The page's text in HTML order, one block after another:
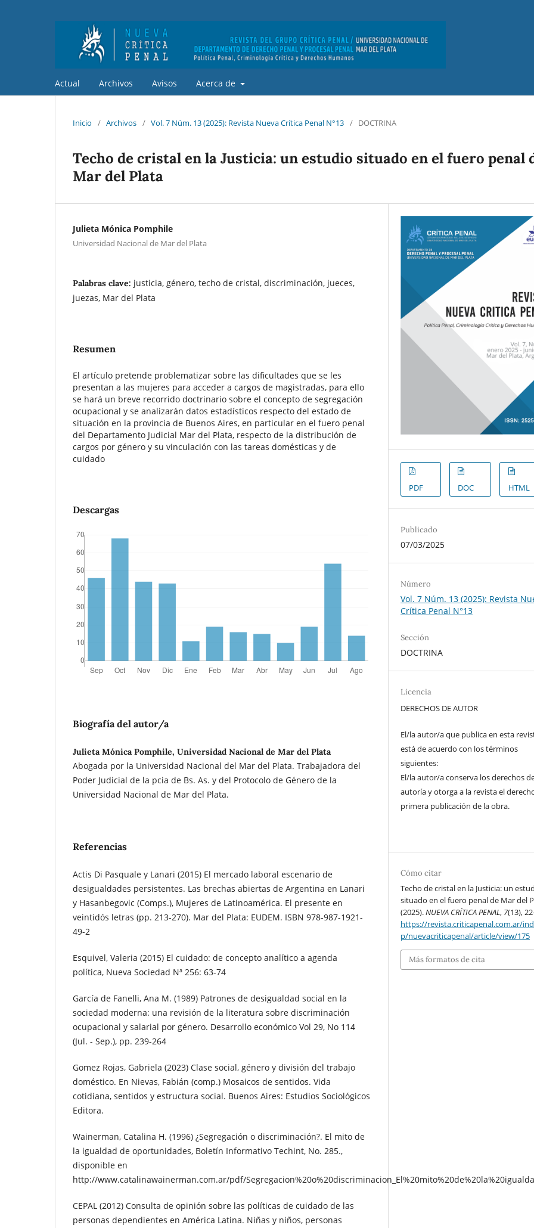
Actual Archivos Avisos Acerca de
Inicio / Archivos / Vol. 7 Núm. 13 (2025): Revista Nueva Crí­tica Penal N°13 / DOCTRINA
Techo de cristal en la Justicia: un estudio situado en el fuero penal
Mar del Plata
Julieta Mónica Pomphile
Universidad Nacional de Mar del Plata
Palabras clave: justicia, género, techo de cristal, discriminación, jueces,
juezas, Mar del Plata
Resumen
El artículo pretende problematizar sobre las dificultades que se les
presentan a las mujeres para acceder a cargos de magistradas, para ello
se hará un breve recorrido doctrinario sobre el concepto de segregación
ocupacional y se analizarán datos estadísticos respecto del estado de
situación en la provincia de Buenos Aires, en particular en el fuero penal
del Departamento Judicial Mar del Plata, respecto de la distribución de
cargos por género y su vinculación con las tareas domésticas y de
cuidado
Descargas
Biografía del autor/a
Julieta Mónica Pomphile, Universidad Nacional de Mar del Plata
Abogada por la Universidad Nacional del Mar del Plata. Trabajadora del
Poder Judicial de la pcia de Bs. As. y del Protocolo de Género de la
Universidad Nacional de Mar del Plata.
Referencias
Actis Di Pasquale y Lanari (2015) El mercado laboral escenario de
desigualdades persistentes. Las brechas abiertas de Argentina en Lanari
y Hasanbegovic (Comps.), Mujeres de Latinoamérica. El presente en
veintidós letras (pp. 213-270). Mar del Plata: EUDEM. ISBN 978-987-1921-
49-2
Esquivel, Valeria (2015) El cuidado: de concepto analítico a agenda
política, Nueva Sociedad Nª 256: 63-74
García de Fanelli, Ana M. (1989) Patrones de desigualdad social en la
sociedad moderna: una revisión de la literatura sobre discriminación
ocupacional y salarial por género. Desarrollo económico Vol 29, No 114
(Jul. - Sep.), pp. 239-264
Gomez Rojas, Gabriela (2023) Clase social, género y división del trabajo
doméstico. En Nievas, Fabián (comp.) Mosaicos de sentidos. Vida
cotidiana, sentidos y estructura social. Buenos Aires: Estudios Sociológicos
Editora.
Wainerman, Catalina H. (1996) ¿Segregación o discriminación?. El mito de
la igualdad de oportunidades, Boletín Informativo Techint, No. 285.,
disponible en
http://www.catalinawainerman.com.ar/pdf/
CEPAL (2012) Consulta de opinión sobre las políticas de cuidado de las
personas dependientes en América Latina. Niñas y niños, personas
PDF DOC HTML
Publicado
07/03/2025
Número
Vol. 7 Núm. 13 (2025): Revista
Crí­tica Penal N°13
Sección
DOCTRINA
Licencia
DERECHOS DE AUTOR
El/la autor/a que publica en esta
está de acuerdo con los términos
siguientes:
El/la autor/a conserva los derechos
autoría y otorga a la revista el
primera publicación de la obra.
Cómo citar
Techo de cristal en la Justicia: un
situado en el fuero penal de Mar del
(2025).NUEVA CRÍTICA PENAL, 7(13),
https://revista.criticapenal.com.ar/
p/nuevacriticapenal/article/view/175
Más formatos de cita